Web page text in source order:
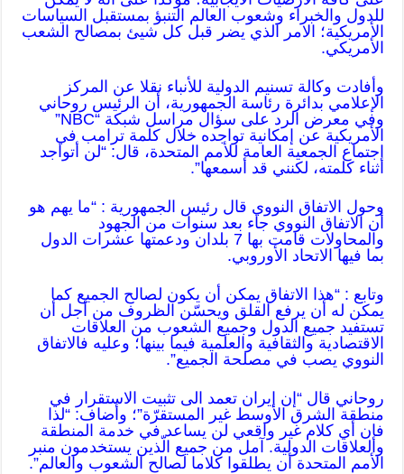
للدول والخبراء وشعوب العالم التنبؤ بمستقبل السياسات
الأمريكية؛ الامر الذي يضر قبل كل شيئ بمصالح الشعب
الأمريكي.
وأفادت وكالة تسنيم الدولية للأنباء نقلا عن المركز
الإعلامي بدائرة رئاسة الجمهورية، أن الرئيس روحاني
وفي معرض الرد على سؤال مراسل شبكة “NBC”
الأمريكية عن إمكانية تواجده خلال كلمة ترامب في
اجتماع الجمعية العامة للأمم المتحدة، قال: “لن أتواجد
أثناء كلمته، لكنني قد أسمعها”.
وحول الاتفاق النووي قال رئيس الجمهورية : “ما يهم هو
أن الاتفاق النووي جاء بعد سنوات من الجهود
والمحاولات قامت بها 7 بلدان ودعمتها عشرات الدول
بما فيها الاتحاد الأوروبي.
وتابع : “هذا الاتفاق يمكن أن يكون لصالح الجميع كما
يمكن له أن يرفع القلق ويحسّن الظروف من أجل أن
تستفيد جميع الدول وجميع الشعوب من العلاقات
الاقتصادية والثقافية والعلمية فيما بينها؛ وعليه فالاتفاق
النووي يصب في مصلحة الجميع”.
روحاني قال “إن إيران تعمد الى تثبيت الاستقرار في
منطقة الشرق الأوسط غير المستقرّة”؛ وأضاف: “لذا
فإن أي كلام غير واقعي لن يساعد في خدمة المنطقة
والعلاقات الدولية. آمل من جميع الّذين يستخدمون منبر
الأمم المتحدة أن يطلقوا كلاما لصالح الشعوب والعالم”.